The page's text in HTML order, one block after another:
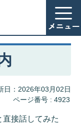
日：2026年03月02日
ページ番号 : 4923
接話してみた